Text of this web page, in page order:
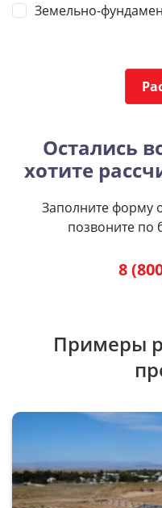
Земельно-
Остались
хотите
Заполните форму
позвоните по
8
Примеры